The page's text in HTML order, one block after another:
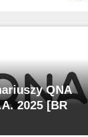
QNA
2025 [BR